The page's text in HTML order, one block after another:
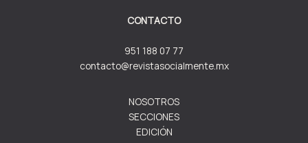
CONTACTO
951 188 07 77
contacto@revistasocialmente.mx
NOSOTROS
SECCIONES
EDICIÓN